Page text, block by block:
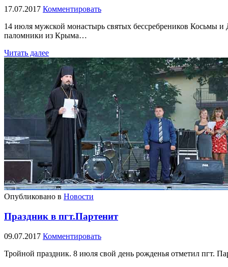
17.07.2017 Комментировать
14 июля мужской монастырь святых бессребреников Косьмы
паломники из Крыма…
Читать далее
Опубликовано в Новости
Праздник в пгт.Партенит
09.07.2017 Комментировать
Тройной праздник. 8 июля свой день рожденья отметил пгт.